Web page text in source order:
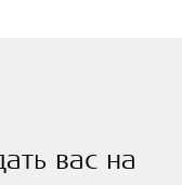
вас на